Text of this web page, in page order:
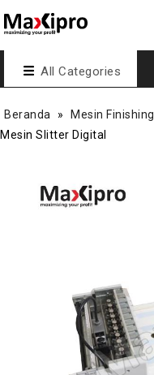
All Categories
Beranda » Mesin Finishing
Mesin Slitter Digital